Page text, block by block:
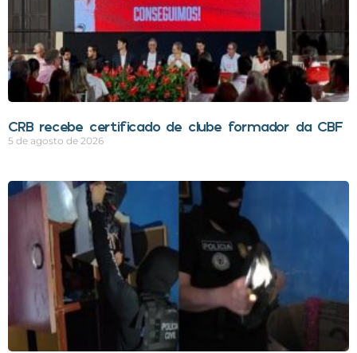
CRB recebe certificado de clube formador da CBF
5 de agosto de 2026